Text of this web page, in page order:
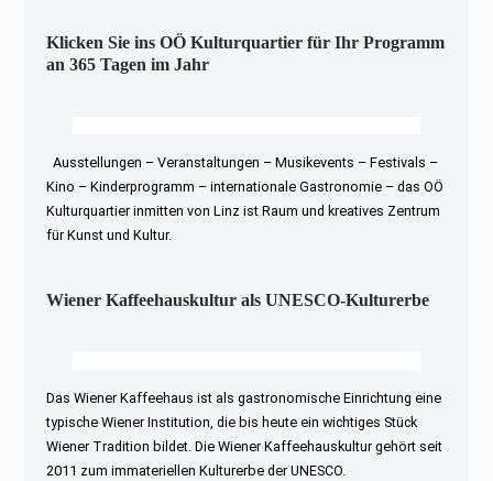
Klicken Sie ins OÖ Kulturquartier für Ihr Programm
an 365 Tagen im Jahr
Ausstellungen – Veranstaltungen – Musikevents – Festivals –
Kino – Kinderprogramm – internationale Gastronomie – das OÖ
Kulturquartier inmitten von Linz ist Raum und kreatives Zentrum
für Kunst und Kultur.
Wiener Kaffeehauskultur als UNESCO-Kulturerbe
Das Wiener Kaffeehaus ist als gastronomische Einrichtung eine
typische Wiener Institution, die bis heute ein wichtiges Stück
Wiener Tradition bildet. Die Wiener Kaffeehauskultur gehört seit
2011 zum immateriellen Kulturerbe der UNESCO.